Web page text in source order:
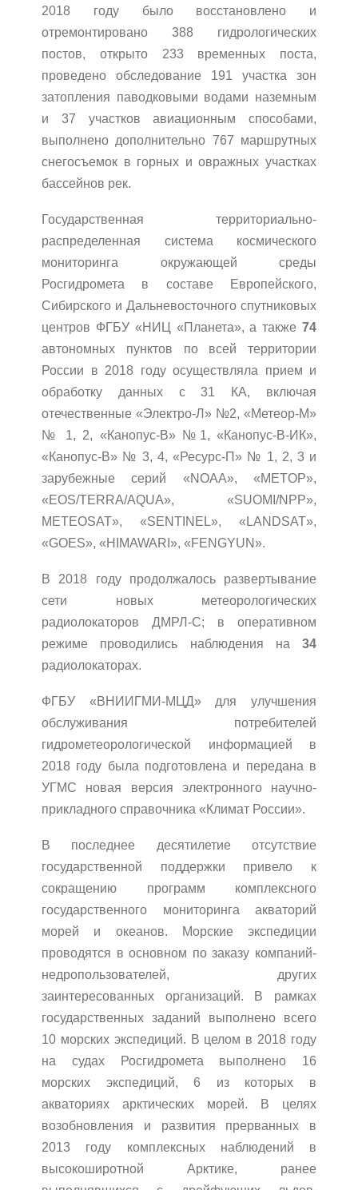
2018 году было восстановлено и
отремонтировано 388 гидрологических
постов, открыто 233 временных поста,
проведено обследование 191 участка зон
затопления паводковыми водами наземным
и 37 участков авиационным способами,
выполнено дополнительно 767 маршрутных
снегосъемок в горных и овражных участках
бассейнов рек.
Государственная территориально-
распределенная система космического
мониторинга окружающей среды
Росгидромета в составе Европейского,
Сибирского и Дальневосточного спутниковых
центров ФГБУ «НИЦ «Планета», а также 74
автономных пунктов по всей территории
России в 2018 году осуществляла прием и
обработку данных с 31 КА, включая
отечественные «Электро-Л» №2, «Метеор-М»
№ 1, 2, «Канопус-В» №1, «Канопус-В-ИК»,
«Канопус-В» № 3, 4, «Ресурс-П» № 1, 2, 3 и
зарубежные серий «NOAA», «METOP»,
«EOS/TERRA/AQUA», «SUOMI/NPP»,
METEOSAT», «SENTINEL», «LANDSAT»,
«GOES», «HIMAWARI», «FENGYUN».
В 2018 году продолжалось развертывание
сети новых метеорологических
радиолокаторов ДМРЛ-С; в оперативном
режиме проводились наблюдения на 34
радиолокаторах.
ФГБУ «ВНИИГМИ-МЦД» для улучшения
обслуживания потребителей
гидрометеорологической информацией в
2018 году была подготовлена и передана в
УГМС новая версия электронного научно-
прикладного справочника «Климат России».
В последнее десятилетие отсутствие
государственной поддержки привело к
сокращению программ комплексного
государственного мониторинга акваторий
морей и океанов. Морские экспедиции
проводятся в основном по заказу компаний-
недропользователей, других
заинтересованных организаций. В рамках
государственных заданий выполнено всего
10 морских экспедиций. В целом в 2018 году
на судах Росгидромета выполнено 16
морских экспедиций, 6 из которых в
акваториях арктических морей. В целях
возобновления и развития прерванных в
2013 году комплексных наблюдений в
высокоширотной Арктике, ранее